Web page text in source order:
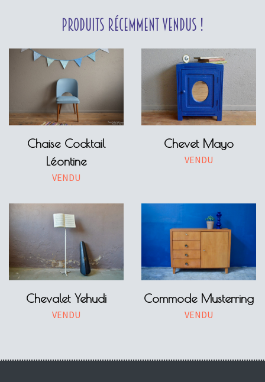
Produits récemment vendus !
Chaise Cocktail
Léontine
VENDU
Chevet Mayo
VENDU
Chevalet Yehudi
VENDU
Commode Musterring
VENDU